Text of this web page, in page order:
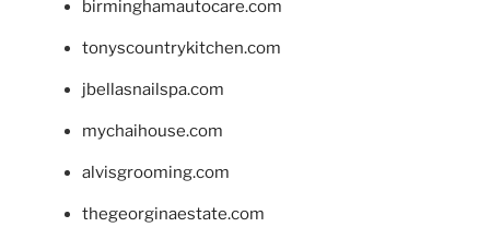
birminghamautocare.com
tonyscountrykitchen.com
jbellasnailspa.com
mychaihouse.com
alvisgrooming.com
thegeorginaestate.com